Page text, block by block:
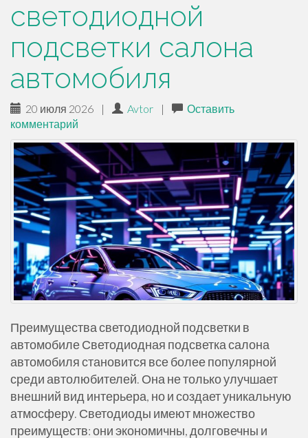
светодиодной
подсветки салона
автомобиля
20 июля 2026 | Avtor |
Оставить
комментарий
Преимущества светодиодной подсветки в
автомобиле Светодиодная подсветка салона
автомобиля становится все более популярной
среди автолюбителей. Она не только улучшает
внешний вид интерьера, но и создает уникальную
атмосферу. Светодиоды имеют множество
преимуществ: они экономичны, долговечны и